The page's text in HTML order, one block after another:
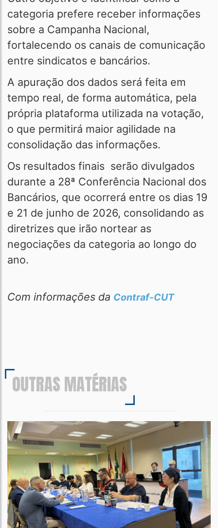
categoria prefere receber informações
sobre a Campanha Nacional,
fortalecendo os canais de comunicação
entre sindicatos e bancários.
A apuração dos dados será feita em
tempo real, de forma automática, pela
própria plataforma utilizada na votação,
o que permitirá maior agilidade na
consolidação das informações.
Os resultados finais serão divulgados
durante a 28ª Conferência Nacional dos
Bancários, que ocorrerá entre os dias 19
e 21 de junho de 2026, consolidando as
diretrizes que irão nortear as
negociações da categoria ao longo do
ano.
Com informações da Contraf-CUT
OUTRAS MATÉRIAS